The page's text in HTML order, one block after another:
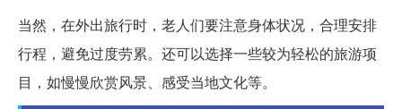
当然，在外出旅行时，老人们要注意身体状况，合理安排
行程，避免过度劳累。还可以选择一些较为轻松的旅游项
目，如慢慢欣赏风景、感受当地文化等。